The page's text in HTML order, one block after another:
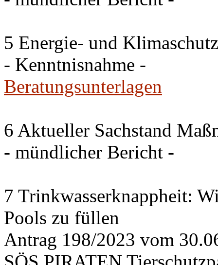
5 Energie- und
- Kenntnisnahme -
Beratungsunterlagen
6 Aktueller Sachstand
- mündlicher Bericht -
7 Trinkwasserknappheit:
Pools zu füllen
Antrag 198/2023 vom